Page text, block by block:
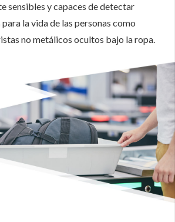
sensibles y capaces de detectar
la vida de las personas como
no metálicos ocultos bajo la ropa.